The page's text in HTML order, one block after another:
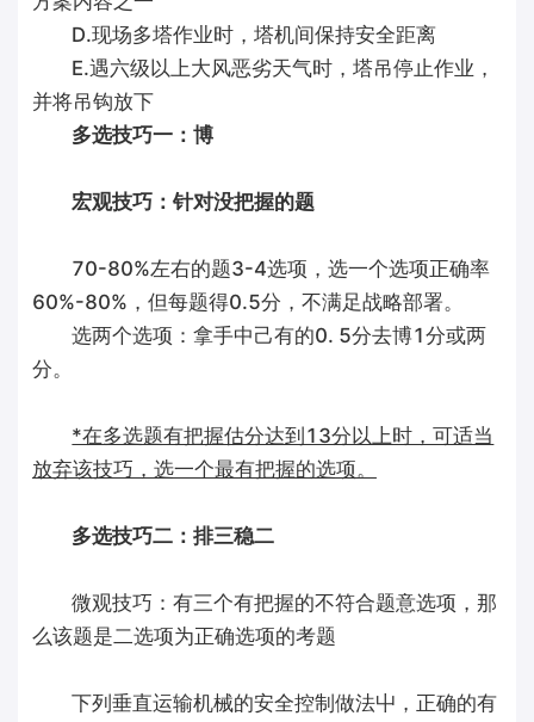
D.现场多塔作业时，塔机间保持安全距离
E.遇六级以上大风恶劣天气时，塔吊停止作业，
并将吊钩放下
多选技巧一：博
宏观技巧：针对没把握的题
70-80%左右的题3-4选项，选一个选项正确率
60%-80%，但每题得0.5分，不满足战略部署。
选两个选项：拿手中己有的0. 5分去博1分或两
分。
*在多选题有把握估分达到13分以上时，可适当
放弃该技巧，选一个最有把握的选项。
多选技巧二：排三稳二
微观技巧：有三个有把握的不符合题意选项，那
么该题是二选项为正确选项的考题
下列垂直运输机械的安全控制做法屮，正确的有